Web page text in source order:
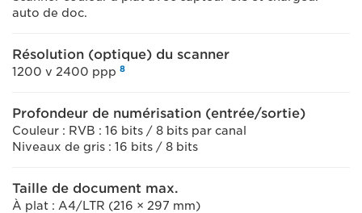
auto de doc.
Résolution (optique) du scanner
1200 v 2400 ppp 8
Profondeur de numérisation (entrée/sortie)
Couleur : RVB : 16 bits / 8 bits par canal
Niveaux de gris : 16 bits / 8 bits
Taille de document max.
À plat : A4/LTR (216 × 297 mm)